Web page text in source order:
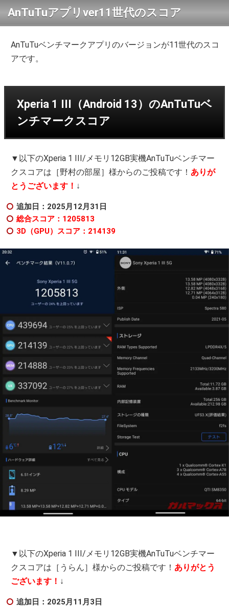
AnTuTuアプリver11世代のスコア
AnTuTuベンチマークアプリのバージョンが11世代のスコ
アです。
Xperia 1 III（Android 13）のAnTuTuベ
ンチマークスコア
▼以下のXperia 1 III/メモリ12GB実機AnTuTuベンチマー
クスコアは［野村の部屋］様からのご投稿です！ ありが
とうございます！ ↓
追加日：2025月12月31日
総合スコア：1205813
3D（GPU）スコア：214139
▼以下のXperia 1 III/メモリ12GB実機AnTuTuベンチマー
クスコアは［うらん］様からのご投稿です！ ありがとう
ございます！ ↓
追加日：2025月11月3日